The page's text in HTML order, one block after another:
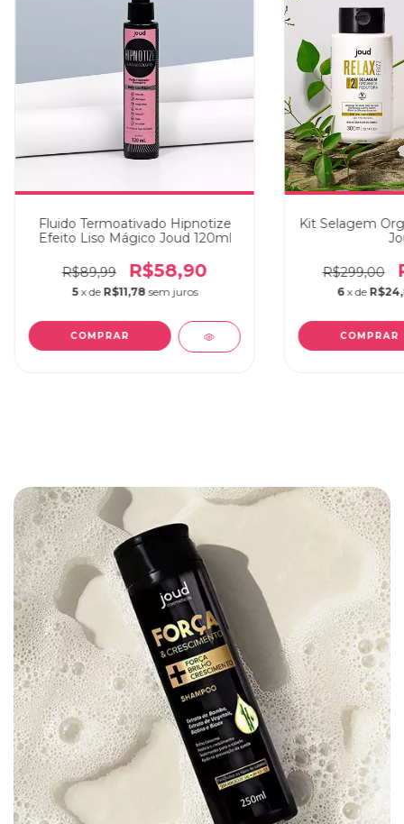
Fluido Termoativado Hipnotize
Efeito Liso Mágico Joud 120ml
R$89,99 R$58,90
5 x de R$11,78 sem juros
Kit Selagem
R$299,00
6 x de